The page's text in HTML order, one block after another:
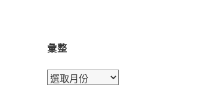
彙整
彙